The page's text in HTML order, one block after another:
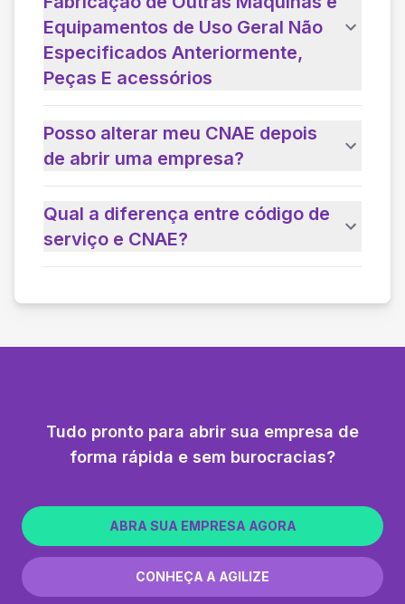
Equipamentos de Uso Geral Não
Especificados Anteriormente,
Peças E acessórios
Posso alterar meu CNAE depois
de abrir uma empresa?
Qual a diferença entre código de
serviço e CNAE?
Tudo pronto para abrir sua empresa de
forma rápida e sem burocracias?
ABRA SUA EMPRESA AGORA
CONHEÇA A AGILIZE